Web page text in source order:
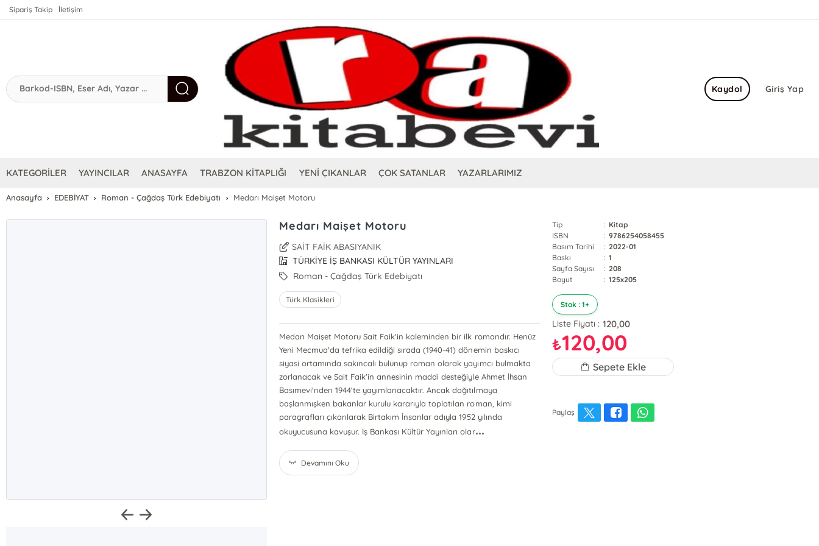
Sipariş Takip İletişim
Giriş Yap
Kaydol
KATEGORİLER YAYINCILAR ANASAYFA TRABZON KİTAPLIĞI YENİ ÇIKANLAR ÇOK SATANLAR YAZARLARIMIZ
Anasayfa EDEBİYAT Roman - Çağdaş Türk Edebiyatı Medarı Maişet Motoru
Medarı Maişet Motoru
SAİT FAİK ABASIYANIK
TÜRKİYE İŞ BANKASI KÜLTÜR YAYINLARI
Roman - Çağdaş Türk Edebiyatı
Türk Klasikleri
Medarı Maişet Motoru Sait Faik'in kaleminden bir ilk romandır. Henüz
Yeni Mecmua'da tefrika edildiği sırada (1940-41) dönemin baskıcı
siyasi ortamında sakıncalı bulunup roman olarak yayımcı bulmakta
zorlanacak ve Sait Faik'in annesinin maddi desteğiyle Ahmet İhsan
Basımevi'nden 1944'te yayımlanacaktır. Ancak dağıtılmaya
başlanmışken bakanlar kurulu kararıyla toplatılan roman, kimi
paragrafları çıkarılarak Birtakım İnsanlar adıyla 1952 yılında
okuyucusuna kavuşur. İş Bankası Kültür Yayınları olar...
Devamını Oku
Tip : Kitap
ISBN
: 9786254058455
Basım Tarihi
: 2022-01
Baskı
: 1
Sayfa Sayısı
: 208
Boyut
: 125x205
Stok : 1+
Liste Fiyatı : 120,00
₺120,00
Sepete Ekle
Paylaş